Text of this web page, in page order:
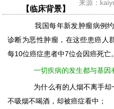
来源：
【临床背景】
我国每年新发肿瘤病例约
诊断为恶性肿瘤，在这些患癌人
每10位癌症患者中7位会因癌死亡。
一切疾病的发生都与基因
为什么有的人烟不离手却
不吸烟不喝酒，却被癌症看中；